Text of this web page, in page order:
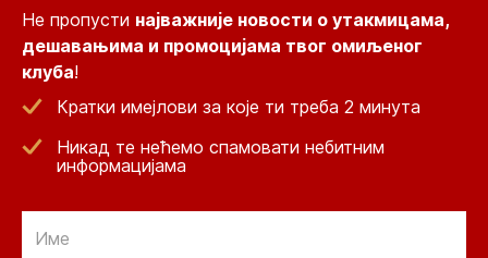
Не пропусти најважније новости о утакмицама,
дешавањима и промоцијама твог омиљеног
клуба!
Кратки имејлови за које ти треба 2 минута
Никад те нећемо спамовати небитним
информацијама